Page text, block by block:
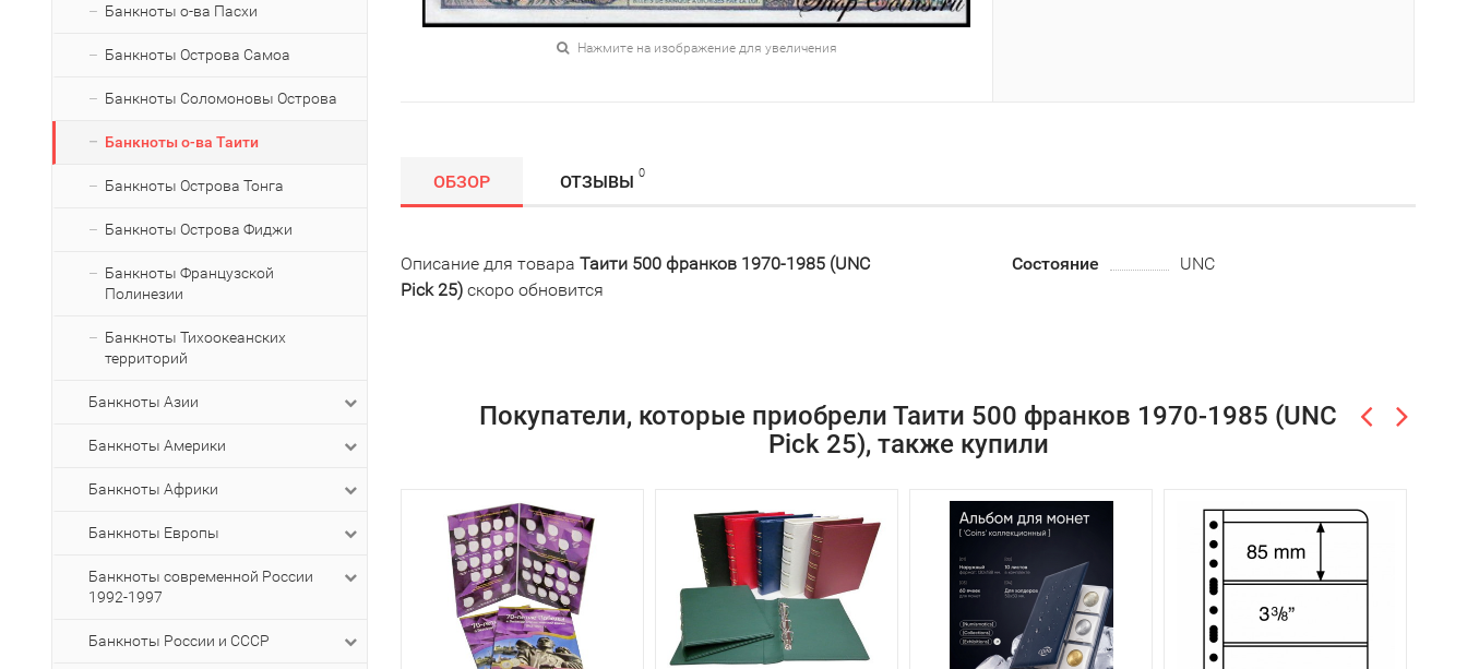
Банкноты о-ва Пасхи
Банкноты Острова Самоа
Банкноты Соломоновы Острова
Банкноты о-ва Таити
Банкноты Острова Тонга
Банкноты Острова Фиджи
Банкноты Французской
Полинезии
Банкноты Тихоокеанских
территорий
Банкноты Азии
Банкноты Америки
Банкноты Африки
Банкноты Европы
Банкноты современной России
1992-1997
Банкноты России и СССР
Нажмите на изображение для увеличения
ОБЗОР ОТЗЫВЫ 0
Описание для товара Таити 500 франков 1970-1985 (UNC
Pick 25) скоро обновится
Состояние UNC
Покупатели, которые приобрели Таити 500 франков 1970-1985 (UNC
Pick 25), также купили